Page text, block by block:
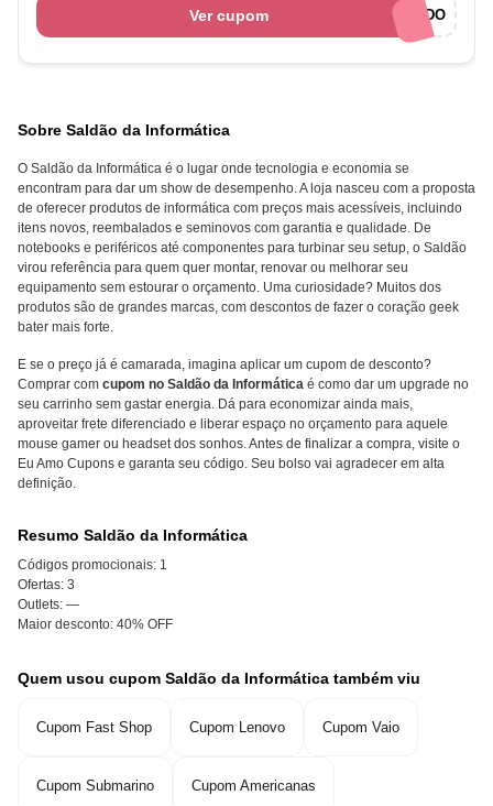
Ver cupom BEMVINDO
Sobre Saldão da Informática
O Saldão da Informática é o lugar onde tecnologia e economia se
encontram para dar um show de desempenho. A loja nasceu com a proposta
de oferecer produtos de informática com preços mais acessíveis, incluindo
itens novos, reembalados e seminovos com garantia e qualidade. De
notebooks e periféricos até componentes para turbinar seu setup, o Saldão
virou referência para quem quer montar, renovar ou melhorar seu
equipamento sem estourar o orçamento. Uma curiosidade? Muitos dos
produtos são de grandes marcas, com descontos de fazer o coração geek
bater mais forte.
E se o preço já é camarada, imagina aplicar um cupom de desconto?
Comprar com cupom no Saldão da Informática é como dar um upgrade no
seu carrinho sem gastar energia. Dá para economizar ainda mais,
aproveitar frete diferenciado e liberar espaço no orçamento para aquele
mouse gamer ou headset dos sonhos. Antes de finalizar a compra, visite o
Eu Amo Cupons e garanta seu código. Seu bolso vai agradecer em alta
definição.
Resumo Saldão da Informática
Códigos promocionais: 1
Ofertas: 3
Outlets: —
Maior desconto: 40% OFF
Quem usou cupom Saldão da Informática também viu
Cupom Fast Shop Cupom Lenovo Cupom Vaio
Cupom Submarino Cupom Americanas